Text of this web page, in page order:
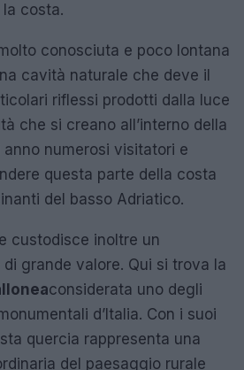
costa.
conosciuta e poco lontana
cavità naturale che deve il
riflessi prodotti dalla luce
che si creano all’interno della
numerosi visitatori e
questa parte della costa
del basso Adriatico.
custodisce inoltre un
grande valore. Qui si trova la
considerata uno degli
d’Italia. Con i suoi
quercia rappresenta una
del paesaggio rurale